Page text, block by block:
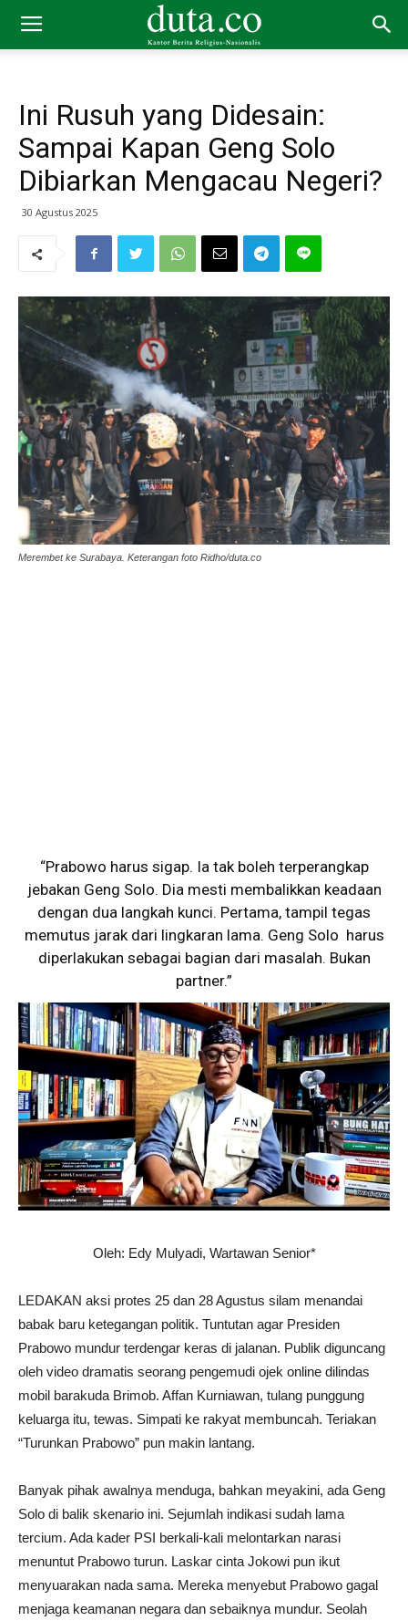
Ini Rusuh yang Didesain:
Sampai Kapan Geng Solo
Dibiarkan Mengacau Negeri?
30 Agustus 2025
Merembet ke Surabaya. Keterangan foto Ridho/duta.co
“Prabowo harus sigap. Ia tak boleh terperangkap
jebakan Geng Solo. Dia mesti membalikkan keadaan
dengan dua langkah kunci. Pertama, tampil tegas
memutus jarak dari lingkaran lama. Geng Solo harus
diperlakukan sebagai bagian dari masalah. Bukan
partner.”
Oleh: Edy Mulyadi, Wartawan Senior*
LEDAKAN aksi protes 25 dan 28 Agustus silam menandai
babak baru ketegangan politik. Tuntutan agar Presiden
Prabowo mundur terdengar keras di jalanan. Publik diguncang
oleh video dramatis seorang pengemudi ojek online dilindas
mobil barakuda Brimob. Affan Kurniawan, tulang punggung
keluarga itu, tewas. Simpati ke rakyat membuncah. Teriakan
“Turunkan Prabowo” pun makin lantang.
Banyak pihak awalnya menduga, bahkan meyakini, ada Geng
Solo di balik skenario ini. Sejumlah indikasi sudah lama
tercium. Ada kader PSI berkali-kali melontarkan narasi
menuntut Prabowo turun. Laskar cinta Jokowi pun ikut
menyuarakan nada sama. Mereka menyebut Prabowo gagal
menjaga keamanan negara dan sebaiknya mundur. Seolah